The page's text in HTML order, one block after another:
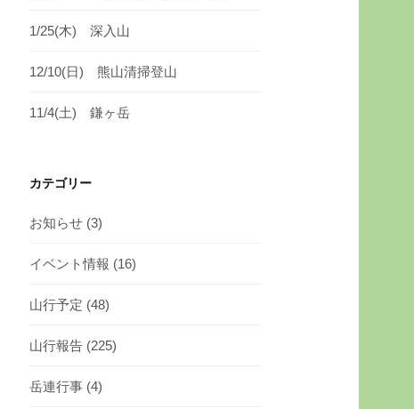
1/25(木) 深入山
12/10(日) 熊山清掃登山
11/4(土) 鎌ヶ岳
カテゴリー
お知らせ (3)
イベント情報 (16)
山行予定 (48)
山行報告 (225)
岳連行事 (4)